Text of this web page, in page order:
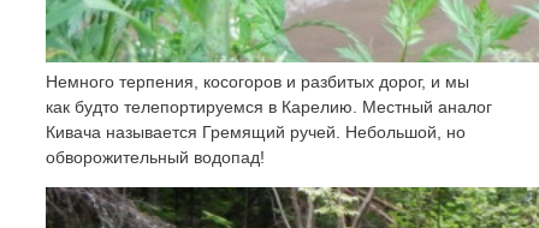
Немного терпения, косогоров и разбитых дорог, и мы
как будто телепортируемся в Карелию. Местный аналог
Кивача называется Гремящий ручей. Небольшой, но
обворожительный водопад!